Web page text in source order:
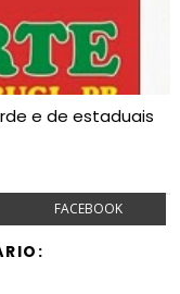
e de estaduais
FACEBOOK